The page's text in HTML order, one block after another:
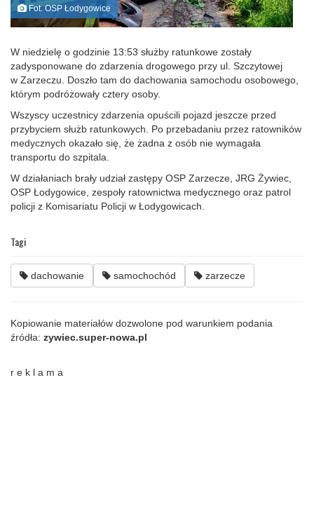
Fot. OSP Łodygowice
W niedzielę o godzinie 13:53 służby ratunkowe zostały
zadysponowane do zdarzenia drogowego przy ul. Szczytowej
w Zarzeczu. Doszło tam do dachowania samochodu osobowego,
którym podróżowały cztery osoby.
Wszyscy uczestnicy zdarzenia opuścili pojazd jeszcze przed
przybyciem służb ratunkowych. Po przebadaniu przez ratowników
medycznych okazało się, że żadna z osób nie wymagała
transportu do szpitala.
W działaniach brały udział zastępy OSP Zarzecze, JRG Żywiec,
OSP Łodygowice, zespoły ratownictwa medycznego oraz patrol
policji z Komisariatu Policji w Łodygowicach.
Tagi
dachowanie samochochód zarzecze
Kopiowanie materiałów dozwolone pod warunkiem podania
źródła: zywiec.super-nowa.pl
r e k l a m a